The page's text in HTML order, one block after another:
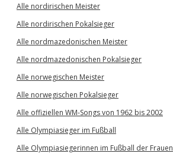
Alle nordirischen Meister
Alle nordirischen Pokalsieger
Alle nordmazedonischen Meister
Alle nordmazedonischen Pokalsieger
Alle norwegischen Meister
Alle norwegischen Pokalsieger
Alle offiziellen WM-Songs von 1962 bis 2002
Alle Olympiasieger im Fußball
Alle Olympiasiegerinnen im Fußball der Frauen